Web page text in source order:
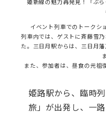
イベント列車でのトークシ
列車内では、ゲストに斉藤雪
た。三日月駅からは、三日月
また、参加者は、昼食の元祖
姫路駅から、臨時
旅」が出発し、一